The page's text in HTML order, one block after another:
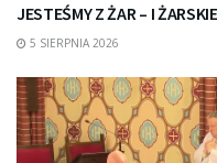
JESTEŚMY Z ŻAR – I
5 SIERPNIA 2026